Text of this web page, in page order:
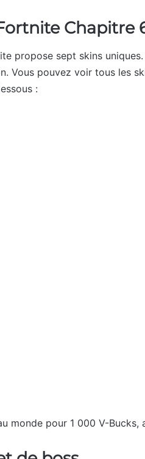
Chapitre
propose sept skins
Vous pouvez voir tous les
:
monde pour 1 000 V-Bucks,